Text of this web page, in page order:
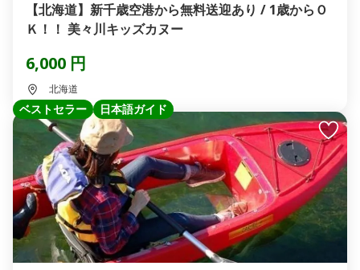
【北海道】新千歳空港から無料送迎あり / 1歳からＯ
Ｋ！！ 美々川キッズカヌー
6,000 円
北海道
ベストセラー 日本語ガイド